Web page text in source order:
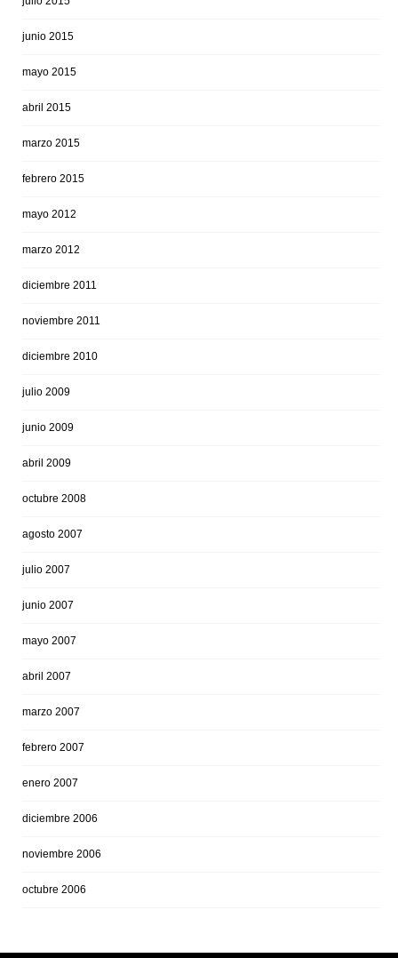
junio 2015
mayo 2015
abril 2015
marzo 2015
febrero 2015
mayo 2012
marzo 2012
diciembre 2011
noviembre 2011
diciembre 2010
julio 2009
junio 2009
abril 2009
octubre 2008
agosto 2007
julio 2007
junio 2007
mayo 2007
abril 2007
marzo 2007
febrero 2007
enero 2007
diciembre 2006
noviembre 2006
octubre 2006